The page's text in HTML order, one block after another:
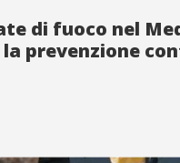
di fuoco nel
la prevenzione